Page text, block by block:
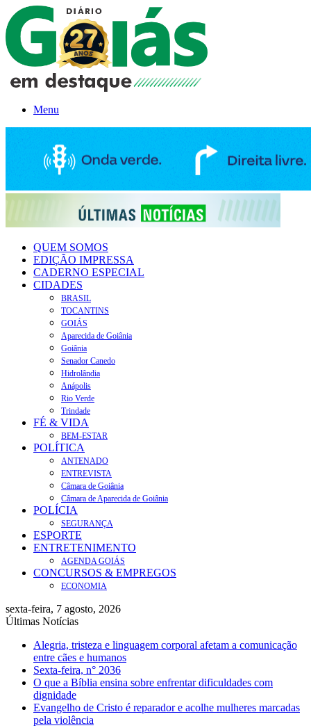
Menu
QUEM SOMOS
EDIÇÃO IMPRESSA
CADERNO ESPECIAL
CIDADES
BRASIL
TOCANTINS
GOIÁS
Aparecida de Goiânia
Goiânia
Senador Canedo
Hidrolândia
Anápolis
Rio Verde
Trindade
FÉ & VIDA
BEM-ESTAR
POLÍTICA
ANTENADO
ENTREVISTA
Câmara de Goiânia
Câmara de Aparecida de Goiânia
POLÍCIA
SEGURANÇA
ESPORTE
ENTRETENIMENTO
AGENDA GOIÁS
CONCURSOS & EMPREGOS
ECONOMIA
sexta-feira, 7 agosto, 2026
Últimas Notícias
Alegria, tristeza e linguagem corporal afetam a comunicação
entre cães e humanos
Sexta-feira, n° 2036
O que a Bíblia ensina sobre enfrentar dificuldades com
dignidade
Evangelho de Cristo é reparador e acolhe mulheres marcadas
pela violência